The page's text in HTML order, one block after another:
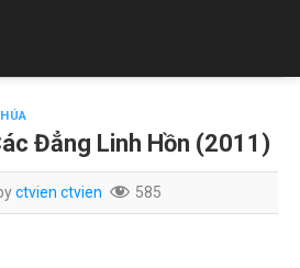
Đẳng Linh Hồn (2011)
ctvien ctvien 585